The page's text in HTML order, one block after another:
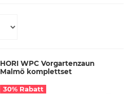
HORI WPC Vorgartenzaun
Malmö komplettset
30% Rabatt